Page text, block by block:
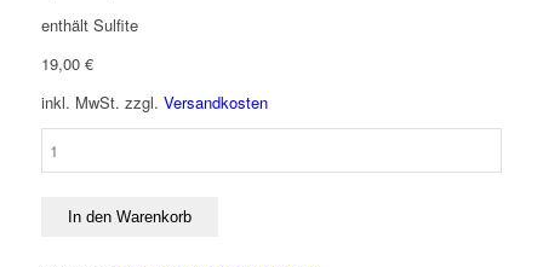
enthält Sulfite
19,00 €
inkl. MwSt. zzgl. Versandkosten
GrünerIn den Warenkorb